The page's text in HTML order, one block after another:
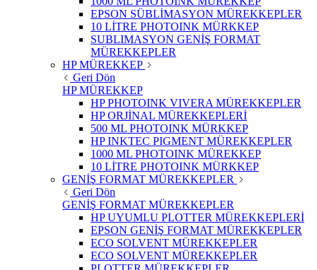
EPSON SÜBLİMASYON MÜREKKEPLER
10 LİTRE PHOTOINK MÜRKKEP
SUBLIMASYON GENİŞ FORMAT
MÜREKKEPLER
HP MÜREKKEP
Geri Dön
HP MÜREKKEP
HP PHOTOINK VIVERA MÜREKKEPLER
HP ORJİNAL MÜREKKEPLERİ
500 ML PHOTOINK MÜRKKEP
HP INKTEC PIGMENT MÜREKKEPLER
1000 ML PHOTOINK MÜREKKEP
10 LİTRE PHOTOINK MÜRKKEP
GENİŞ FORMAT MÜREKKEPLER
Geri Dön
GENİŞ FORMAT MÜREKKEPLER
HP UYUMLU PLOTTER MÜREKKEPLERİ
EPSON GENİŞ FORMAT MÜREKKEPLER
ECO SOLVENT MÜREKKEPLER
ECO SOLVENT MÜREKKEPLER